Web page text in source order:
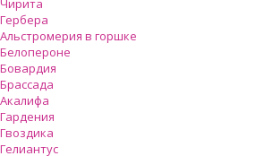
Чирита
Гербера
Альстромерия в горшке
Белопероне
Бовардия
Брассада
Акалифа
Гардения
Гвоздика
Гелиантус